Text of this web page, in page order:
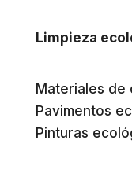
Limpieza
Materiales de
Pavimentos
Pinturas